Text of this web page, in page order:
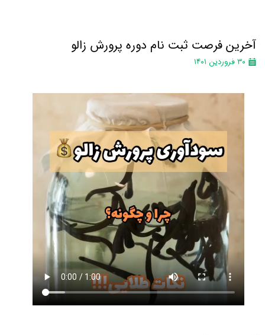
آخرین فرصت ثبت نام دوره پرورش زالو
۳۰ فروردین ۱۴۰۱